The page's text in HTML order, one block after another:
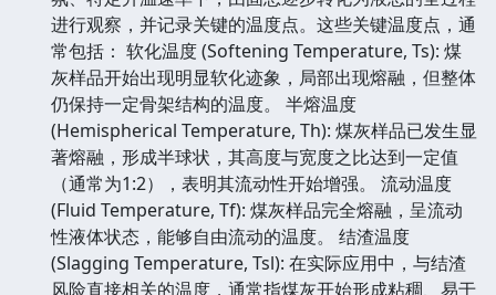
进行观察，并记录关键的温度点。这些关键温度点，通
常包括： 软化温度 (Softening Temperature, Ts): 煤
灰样品开始出现明显软化迹象，局部出现熔融，但整体
仍保持一定骨架结构的温度。 半熔温度
(Hemispherical Temperature, Th): 煤灰样品已发生显
著熔融，形成半球状，其高度与宽度之比达到一定值
（通常为1:2），表明其流动性开始增强。 流动温度
(Fluid Temperature, Tf): 煤灰样品完全熔融，呈流动
性液体状态，能够自由流动的温度。 结渣温度
(Slagging Temperature, Tsl): 在实际应用中，与结渣
风险直接相关的温度，通常指煤灰开始形成粘稠、易于